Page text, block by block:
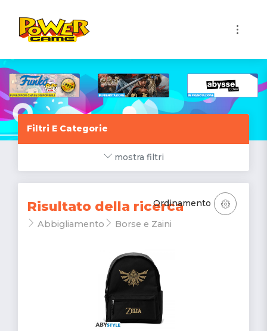
Filtri E Categorie
mostra filtri
Risultato della ricerca
Abbigliamento Borse e Zaini
Ordinamento